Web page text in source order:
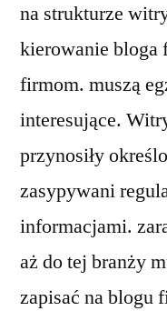
na strukturze
kierowanie bloga
firmom. muszą
interesujące.
przynosiły
zasypywani
informacjami.
aż do tej branży
zapisać na blogu